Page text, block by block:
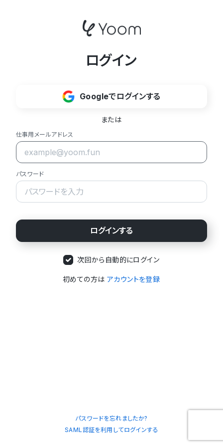
ログイン
Googleでログインする
または
仕事用メールアドレス
パスワード
次回から自動的にログイン
初めての方は アカウントを登録
パスワードを忘れましたか?
SAML認証を利用してログインする